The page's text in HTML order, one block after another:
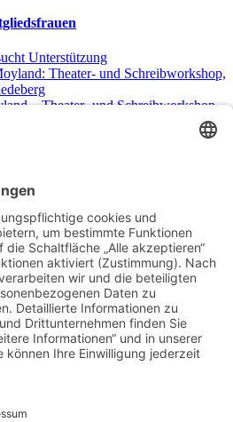
Unterstützung
– Theater- und Schreibworkshop
forum niederrhein?
eigener Angebote und zum
bitte einloggen!
forum niederrhein auch auf Facebook,